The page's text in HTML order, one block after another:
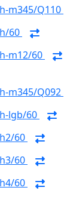
m345/Q110
60
m12/60
m345/Q092
lgb/60
60
60
60